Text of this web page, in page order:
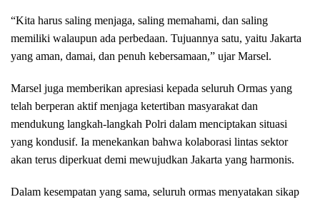
“Kita harus saling menjaga, saling memahami, dan saling
memiliki walaupun ada perbedaan. Tujuannya satu, yaitu Jakarta
yang aman, damai, dan penuh kebersamaan,” ujar Marsel.
Marsel juga memberikan apresiasi kepada seluruh Ormas yang
telah berperan aktif menjaga ketertiban masyarakat dan
mendukung langkah-langkah Polri dalam menciptakan situasi
yang kondusif. Ia menekankan bahwa kolaborasi lintas sektor
akan terus diperkuat demi mewujudkan Jakarta yang harmonis.
Dalam kesempatan yang sama, seluruh ormas menyatakan sikap